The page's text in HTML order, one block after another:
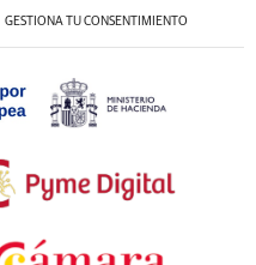
GESTIONA TU CONSENTIMIENTO